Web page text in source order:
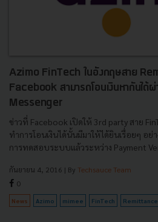
Azimo FinTech ในอังกฤษสาย
Facebook สามารถโอนเงินหากันได้
Messenger
ข่าวที่ Facebook เปิดให้ 3rd party สาย
ทำการโอนเงินได้นั้นมีมาให้ได้ยินเรื่อยๆ อ
การทดสอบระบบแล้วระหว่าง Payment
กันยายน 4, 2016 | By Techsauce Team
0
News Azimo mimee FinTech Remittance